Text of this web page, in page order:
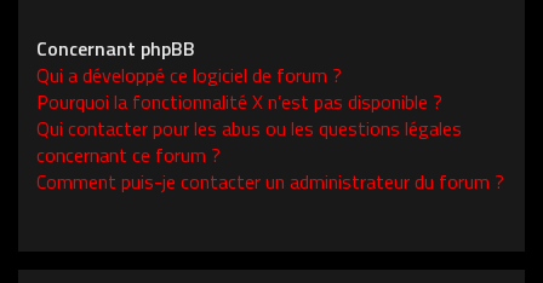
Concernant phpBB
Qui a développé ce logiciel de forum ?
Pourquoi la fonctionnalité X n’est pas disponible ?
Qui contacter pour les abus ou les questions légales
concernant ce forum ?
Comment puis-je contacter un administrateur du forum ?